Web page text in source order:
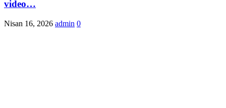
video…
Nisan 16, 2026 admin 0